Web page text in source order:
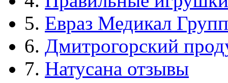
5. Евраз Медикал Групп
6. Дмитрогорский
7. Натусана отзывы